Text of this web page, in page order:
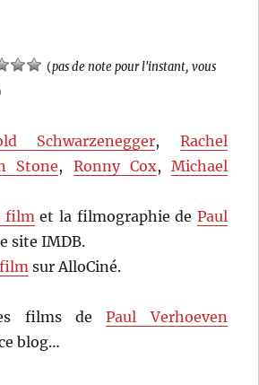
(pas de note pour l'instant, vous
Schwarzenegger, Rachel
Stone, Ronny Cox, Michael
film et la filmographie de Paul
site IMDB.
sur AlloCiné.
films dePaul Verhoeven
blog…